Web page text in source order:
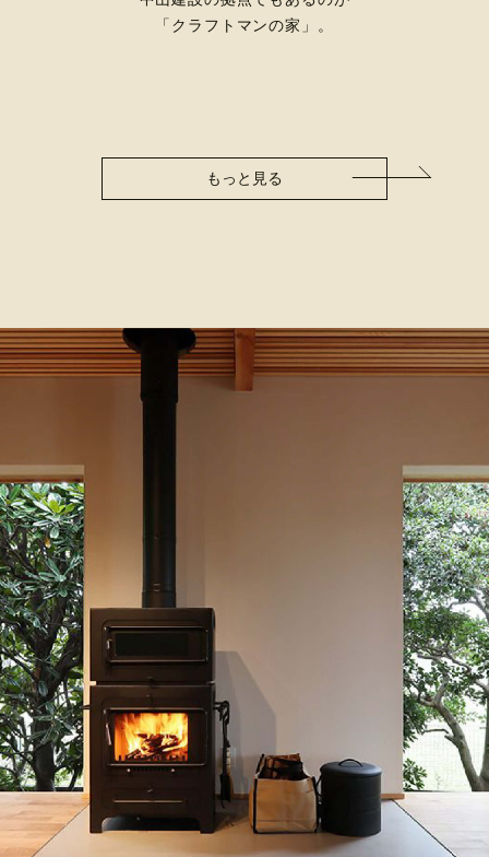
「クラフトマンの家」。
もっと見る